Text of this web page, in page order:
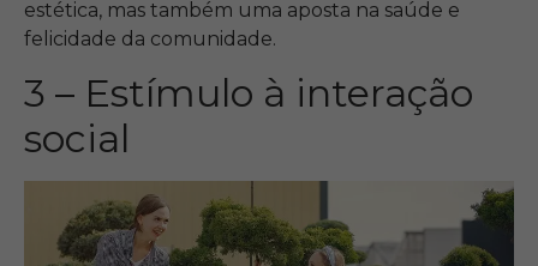
estética, mas também uma aposta na saúde e
felicidade da comunidade.
3 – Estímulo à interação
social